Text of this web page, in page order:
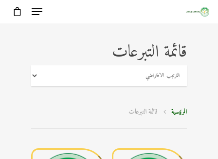
قائمة التبرعات
الرئيسية قائمة التبرعات